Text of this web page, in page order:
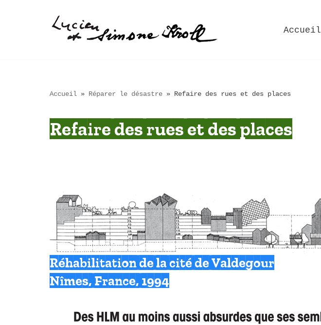
Accueil
Accueil » Réparer le désastre » Refaire des rues et des places
Refaire des rues et des places
Réhabilitation de la cité de Valdegour
Nîmes, France, 1994